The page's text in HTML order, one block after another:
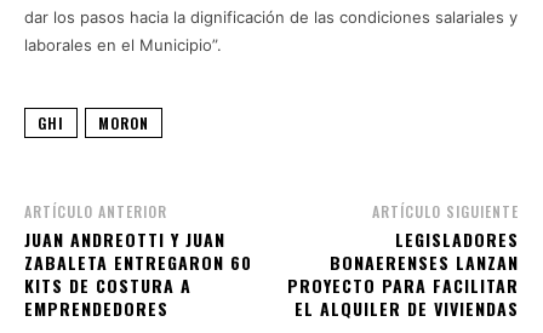
dar los pasos hacia la dignificación de las condiciones salariales y
laborales en el Municipio”.
GHI MORON
ARTÍCULO ANTERIOR
JUAN ANDREOTTI Y JUAN
ZABALETA ENTREGARON 60
KITS DE COSTURA A
EMPRENDEDORES
ARTÍCULO SIGUIENTE
LEGISLADORES
BONAERENSES LANZAN
PROYECTO PARA FACILITAR
EL ALQUILER DE VIVIENDAS